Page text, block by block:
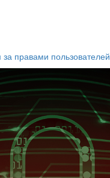
правами пользователей